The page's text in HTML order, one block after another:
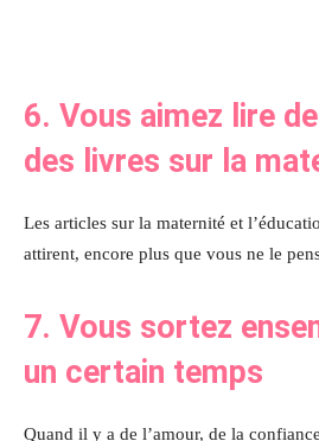
6. Vous aimez lire
des livres sur la
Les articles sur la maternité et
attirent, encore plus que vous ne le
7. Vous sortez
un certain temps
Quand il y a de l’amour, de la